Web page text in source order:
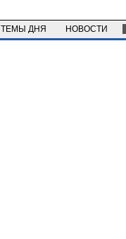
ТЕМЫ ДНЯ НОВОСТИ